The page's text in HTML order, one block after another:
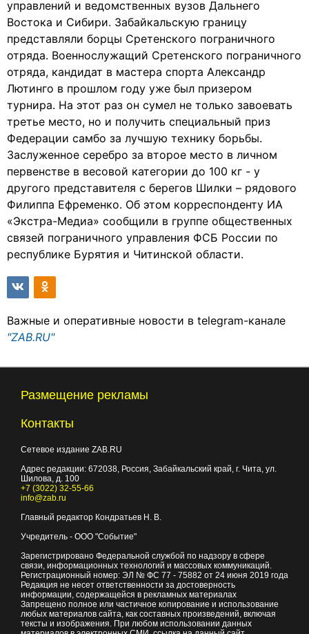
управлений и ведомственных вузов Дальнего
Востока и Сибири. Забайкальскую границу
представляли борцы Сретенского пограничного
отряда. Военнослужащий Сретенского пограничного
отряда, кандидат в мастера спорта Александр
Лютинго в прошлом году уже был призером
турнира. На этот раз он сумел не только завоевать
третье место, но и получить специальный приз
Федерации самбо за лучшую технику борьбы.
Заслуженное серебро за второе место в личном
первенстве в весовой категории до 100 кг - у
другого представителя с берегов Шилки – рядового
Филиппа Ефременко. Об этом корреспонденту ИА
«Экстра-Медиа» сообщили в группе общественных
связей пограничного управления ФСБ России по
республике Бурятия и Читинской области.
Важные и оперативные новости в telegram-канале
"ZAB.RU"
Размещение рекламы
Контакты
Сетевое издание ZAB.RU
Адрес редакции: 672038, Россия, Забайкальский край, г. Чита, ул.
Шилова, д. 100
+7 (3022) 32-55-66
info@zab.ru
Главный редактор Кондратьев Н. В.
Учредитель - ООО "Событие"
Зарегистрировано Федеральной службой по надзору в сфере
связи, информационных технологий и массовых коммуникаций.
Регистрационный номер: ЭЛ № ФС 77 - 75882 от 24 июня 2019 года
Редакция не несет ответственности за достоверность
информации, содержащейся в рекламных материалах
Запрещено полное или частичное копирование и использование
любых материалов сайта, как составных произведений, включая
тексты и изображения. При любом использовании данных